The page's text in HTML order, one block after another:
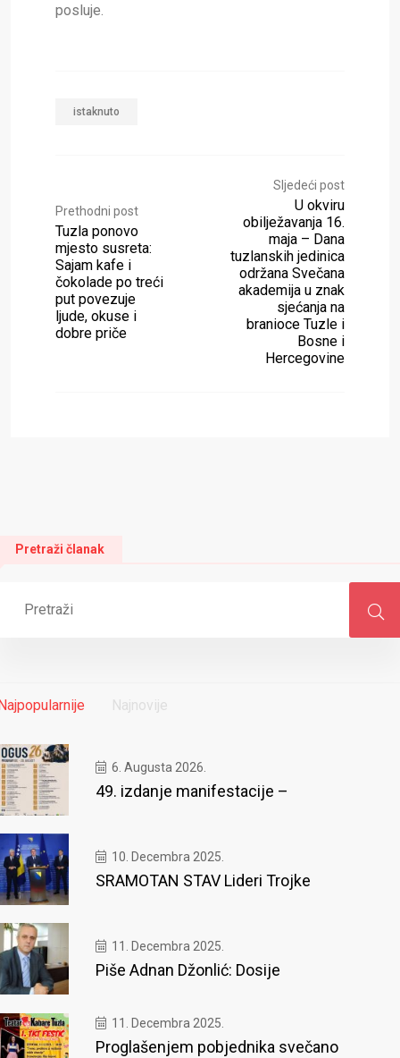
posluje.
istaknuto
Prethodni post
Tuzla ponovo
mjesto susreta:
Sajam kafe i
čokolade po treći
put povezuje
ljude, okuse i
dobre priče
Sljedeći post
U okviru
obilježavanja 16.
maja – Dana
tuzlanskih jedinica
održana Svečana
akademija u znak
sjećanja na
branioce Tuzle i
Bosne i
Hercegovine
Pretraži članak
Najnovije
6. Augusta 2026.
49. izdanje manifestacije –
10. Decembra 2025.
SRAMOTAN STAV Lideri Trojke
11. Decembra 2025.
Piše Adnan Džonlić: Dosije
11. Decembra 2025.
Proglašenjem pobjednika svečano